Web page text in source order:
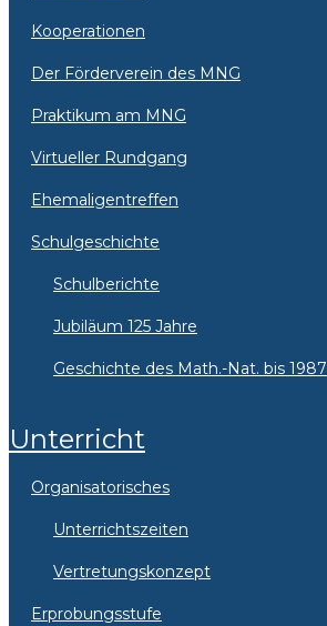
Kooperationen
Der Förderverein des MNG
Praktikum am MNG
Virtueller Rundgang
Ehemaligentreffen
Schulgeschichte
Schulberichte
Jubiläum 125 Jahre
Geschichte des Math.-Nat. bis 1987
Unterricht
Organisatorisches
Unterrichtszeiten
Vertretungskonzept
Erprobungsstufe